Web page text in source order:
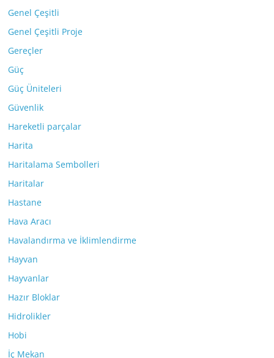
Genel Çeşitli
Genel Çeşitli Proje
Gereçler
Güç
Güç Üniteleri
Güvenlik
Hareketli parçalar
Harita
Haritalama Sembolleri
Haritalar
Hastane
Hava Aracı
Havalandırma ve İklimlendirme
Hayvan
Hayvanlar
Hazır Bloklar
Hidrolikler
Hobi
İç Mekan